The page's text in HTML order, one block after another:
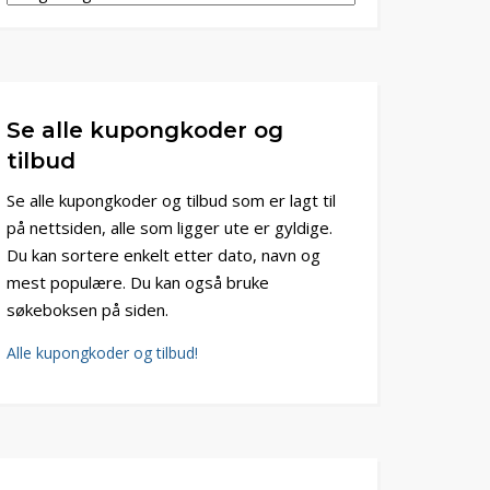
Se alle kupongkoder og
tilbud
Se alle kupongkoder og tilbud som er lagt til
på nettsiden, alle som ligger ute er gyldige.
Du kan sortere enkelt etter dato, navn og
mest populære. Du kan også bruke
søkeboksen på siden.
Alle kupongkoder og tilbud!